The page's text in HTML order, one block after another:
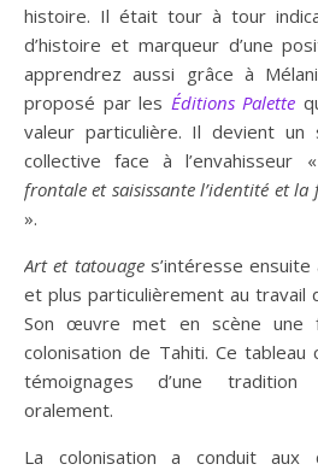
histoire. Il était tour à tour
d’histoire et marqueur d’une
apprendrez aussi grâce à
proposé par les Éditions Palette
valeur particulière. Il devient un
collective face à l’envahisseur «
frontale et saisissante l’identité et la
».
Art et tatouages’intéresse ensuite
et plus particulièrement au travail
Son œuvre met en scène une
colonisation de Tahiti. Ce
témoignages d’une tradition
oralement.
La colonisation a conduit aux